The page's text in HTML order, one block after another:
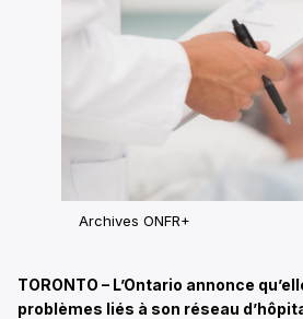
Archives ONFR+
TORONTO – L’Ontario annonce
problèmes liés à son réseau